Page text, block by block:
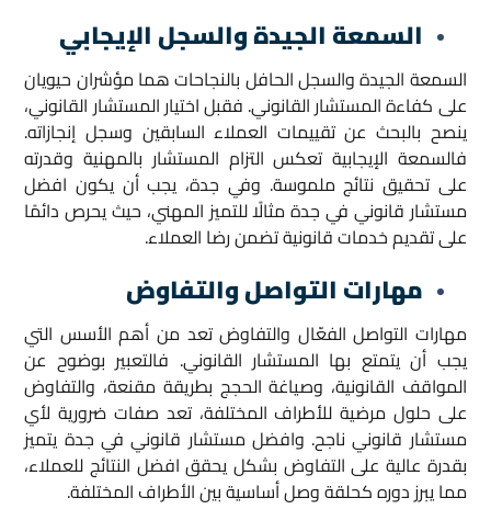
السمعة الجيدة والسجل الإيجابي
السمعة الجيدة والسجل الحافل بالنجاحات هما مؤشران حيويان
على كفاءة المستشار القانوني. فقبل اختيار المستشار القانوني،
ينصح بالبحث عن تقييمات العملاء السابقين وسجل إنجازاته.
فالسمعة الإيجابية تعكس التزام المستشار بالمهنية وقدرته
على تحقيق نتائج ملموسة. وفي جدة، يجب أن يكون افضل
مستشار قانوني في جدة مثالًا للتميز المهني، حيث يحرص دائمًا
على تقديم خدمات قانونية تضمن رضا العملاء.
مهارات التواصل والتفاوض
مهارات التواصل الفعّال والتفاوض تعد من أهم الأسس التي
يجب أن يتمتع بها المستشار القانوني. فالتعبير بوضوح عن
المواقف القانونية، وصياغة الحجج بطريقة مقنعة، والتفاوض
على حلول مرضية للأطراف المختلفة، تعد صفات ضرورية لأي
مستشار قانوني ناجح. وافضل مستشار قانوني في جدة يتميز
بقدرة عالية على التفاوض بشكل يحقق افضل النتائج للعملاء،
مما يبرز دوره كحلقة وصل أساسية بين الأطراف المختلفة.